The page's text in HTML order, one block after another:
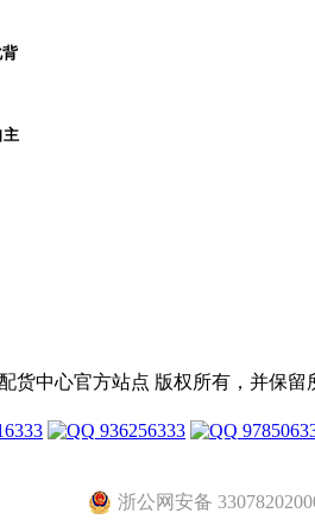
主
货中心官方站点 版权所有，并保留
936256333
浙公网安备